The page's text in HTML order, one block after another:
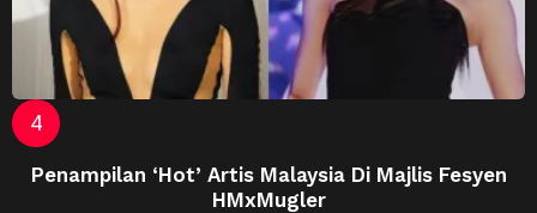
Penampilan ‘Hot’ Artis Malaysia Di Majlis Fesyen
HMxMugler